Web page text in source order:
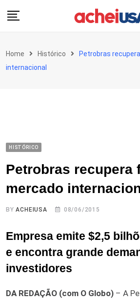
Home Histórico
Petrobras
internacional
HISTÓRICO
Petrobras recupera
mercado
BYACHEIUSA 08/06/2015
Empresa emite $2,5
e encontra grande
investidores
DA REDAÇÃO (com O Globo) – A